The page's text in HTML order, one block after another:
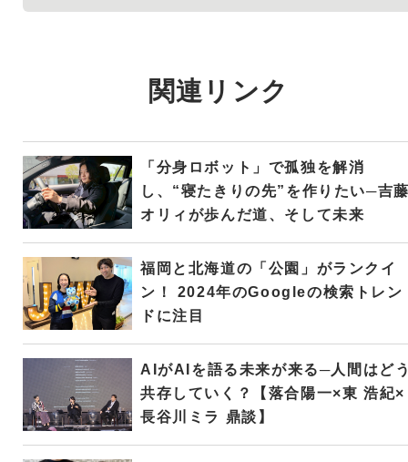
関連リンク
「分身ロボット」で孤独を解消
し、“寝たきりの先”を作りたい─吉
オリィが歩んだ道、そして未来
福岡と北海道の「公園」がランクイ
ン！ 2024年のGoogleの検索トレン
ドに注目
AIがAIを語る未来が来る─人間はど
共存していく？【落合陽一×東 浩紀×
長谷川ミラ 鼎談】